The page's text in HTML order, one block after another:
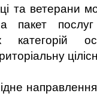
та ветерани
послуг
категорій